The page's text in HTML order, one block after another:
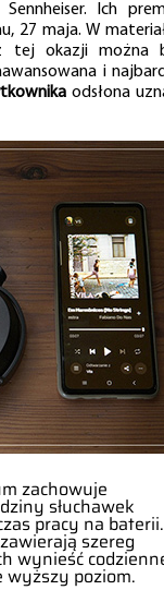
Ich
27 maja. W
tej okazji można
i
odsłona
zachowuje
słuchawek
pracy na baterii.
szereg
wynieść
wyższy poziom.